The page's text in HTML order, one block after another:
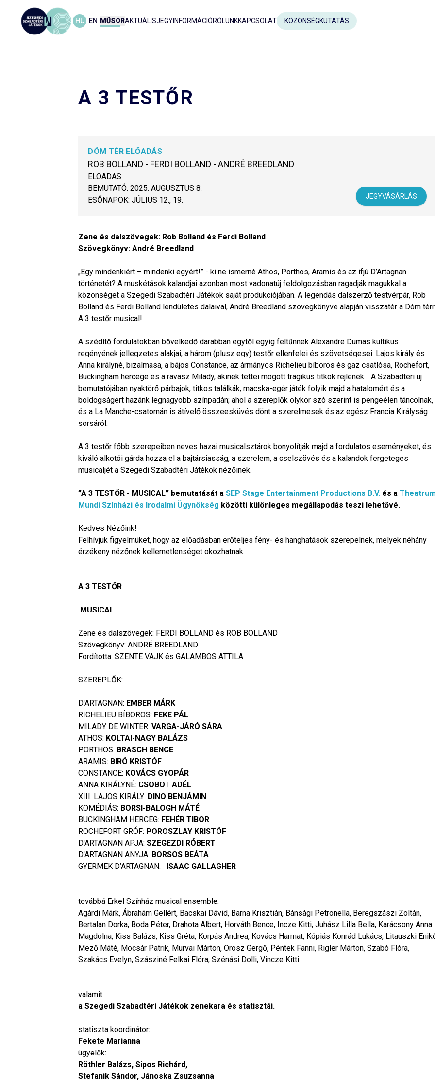
HU EN MŰSORAKTUÁLISJEGYINFORMÁCIÓRÓLUNKKAPCSOLAT KÖZÖNSÉGKUTATÁS
A 3 TESTŐR
DÓM TÉR ELŐADÁS
ROB BOLLAND - FERDI BOLLAND - ANDRÉ BREEDLAND
ELOADAS
BEMUTATÓ: 2025. AUGUSZTUS 8.
ESŐNAPOK: JÚLIUS 12., 19. JEGYVÁSÁRLÁS
Zene és dalszövegek: Rob Bolland és Ferdi Bolland
Szövegkönyv: André Breedland
„Egy mindenkiért – mindenki egyért!” - ki ne ismerné Athos, Porthos, Aramis és az ifjú D’Artagnan
történetét? A muskétások kalandjai azonban most vadonatúj feldolgozásban ragadják magukkal a
közönséget a Szegedi Szabadtéri Játékok saját produkciójában. A legendás dalszerző testvérpár, Rob
Bolland és Ferdi Bolland lendületes dalaival, André Breedland szövegkönyve alapján visszatér a Dóm
A 3 testőr musical!
A szédítő fordulatokban bővelkedő darabban egytől egyig feltűnnek Alexandre Dumas kultikus
regényének jellegzetes alakjai, a három (plusz egy) testőr ellenfelei és szövetségesei: Lajos király és
Anna királyné, bizalmasa, a bájos Constance, az ármányos Richelieu bíboros és gaz csatlósa, Rochefort,
Buckingham hercege és a ravasz Milady, akinek tettei mögött tragikus titkok rejlenek… A Szabadtéri új
bemutatójában nyaktörő párbajok, titkos találkák, macska-egér játék folyik majd a hatalomért és a
boldogságért hazánk legnagyobb színpadán; ahol a szereplők olykor szó szerint is pengeélen táncolnak,
és a La Manche-csatornán is átívelő összeesküvés dönt a szerelmesek és az egész Francia Királyság
sorsáról.
A 3 testőr főbb szerepeiben neves hazai musicalsztárok bonyolítják majd a fordulatos eseményeket, és
kiváló alkotói gárda hozza el a bajtársiasság, a szerelem, a cselszövés és a kalandok fergeteges
musicaljét a Szegedi Szabadtéri Játékok nézőinek.
”A 3 TESTŐR - MUSICAL” bemutatását aSEP Stage Entertainment Productions B.V. és a
Mundi Színházi és Irodalmi Ügynökség közötti különleges megállapodás teszi lehetővé.
Kedves Nézőink!
Felhívjuk figyelmüket, hogy az előadásban erőteljes fény- és hanghatások szerepelnek, melyek néhány
érzékeny nézőnek kellemetlenséget okozhatnak.
A 3 TESTŐR
MUSICAL
Zene és dalszövegek: FERDI BOLLAND és ROB BOLLAND
Szövegkönyv: ANDRÉ BREEDLAND
Fordította: SZENTE VAJK és GALAMBOS ATTILA
SZEREPLŐK:
D'ARTAGNAN: EMBER MÁRK
RICHELIEU BÍBOROS: FEKE PÁL
MILADY DE WINTER:VARGA-JÁRÓ SÁRA
ATHOS: KOLTAI-NAGY BALÁZS
PORTHOS: BRASCH BENCE
ARAMIS: BIRÓ KRISTÓF
CONSTANCE: KOVÁCS GYOPÁR
ANNA KIRÁLYNÉ: CSOBOT ADÉL
XIII. LAJOS KIRÁLY: DINO BENJÁMIN
KOMÉDIÁS: BORSI-BALOGH MÁTÉ
BUCKINGHAM HERCEG: FEHÉR TIBOR
ROCHEFORT GRÓF: POROSZLAY KRISTÓF
D'ARTAGNAN APJA:SZEGEZDI RÓBERT
D'ARTAGNAN ANYJA: BORSOS BEÁTA
GYERMEK D’ARTAGNAN: ISAAC GALLAGHER
továbbá Erkel Színház musical ensemble:
Agárdi Márk, Ábrahám Gellért, Bacskai Dávid, Barna Krisztián, Bánsági Petronella, Beregszászi Zoltán,
Bertalan Dorka, Boda Péter, Drahota Albert, Horváth Bence, Incze Kitti, Juhász Lilla Bella, Karácsony Anna
Magdolna, Kiss Balázs, Kiss Gréta, Korpás Andrea, Kovács Harmat, Kópiás Konrád Lukács, Litauszki
Mező Máté, Mocsár Patrik, Murvai Márton, Orosz Gergő, Péntek Fanni, Rigler Márton, Szabó Flóra,
Szakács Evelyn, Szásziné Felkai Flóra, Szénási Dolli, Vincze Kitti
valamit
a Szegedi Szabadtéri Játékok zenekara és statisztái.
statiszta koordinátor:
Fekete Marianna
ügyelők:
Röthler Balázs, Sipos Richárd,
Stefanik Sándor, Jánoska Zsuzsanna